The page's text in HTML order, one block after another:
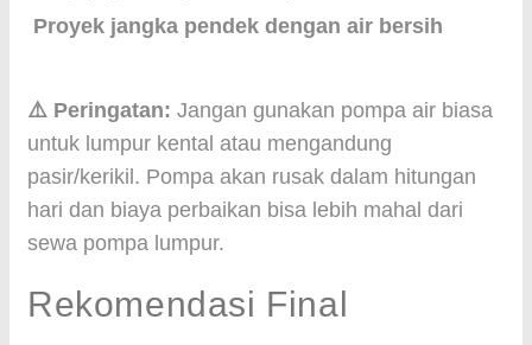
Proyek jangka pendek dengan air bersih
⚠️ Peringatan: Jangan gunakan pompa air biasa
untuk lumpur kental atau mengandung
pasir/kerikil. Pompa akan rusak dalam hitungan
hari dan biaya perbaikan bisa lebih mahal dari
sewa pompa lumpur.
Rekomendasi Final